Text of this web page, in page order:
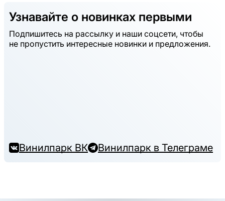
Узнавайте о новинках первыми
Подпишитесь на рассылку и наши соцсети, чтобы
не пропустить интересные новинки и предложения.
Винилпарк ВК Винилпарк в Телеграме